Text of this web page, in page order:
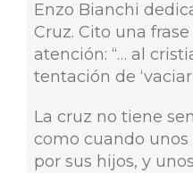
Enzo Bianchi
Cruz. Cito una
atención: “… al
tentación de ‘vaciar
La cruz no tiene
como cuando
por sus hijos, y